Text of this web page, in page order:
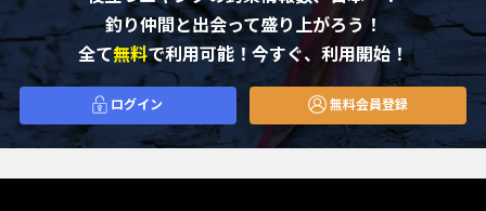
釣り仲間と出会って盛り上がろう！
全て無料で利用可能！今すぐ、利用開始！
ログイン 無料会員登録